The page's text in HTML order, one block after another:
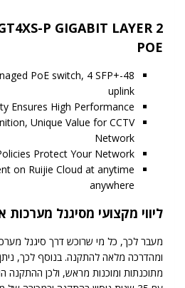
P GIGABIT LAYER 2
POE
PoE switch, 4 SFP+
uplink
Ensures High Performance
Unique Value for CCTV
Network
Protect Your Network
on Ruijie Cloud at anytime
anywhere
ליווי מקצועי מסיגנל
מעבר לכך, כל מי שרוכש דרך סיגנל
ומהדרכה מלאה להתקנה. בנוסף לכך,
מתוכנתות ומוכנות מראש, ולכן ההתקנה